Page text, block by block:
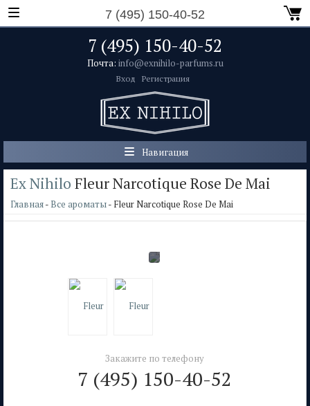
7 (495) 150-40-52
7 (495) 150-40-52
Почта: info@exnihilo-parfums.ru
Вход Регистрация
Навигация
Ex Nihilo Fleur Narcotique Rose De Mai
Главная- Все ароматы- Fleur Narcotique Rose De Mai
Закажите по телефону
7 (495) 150-40-52